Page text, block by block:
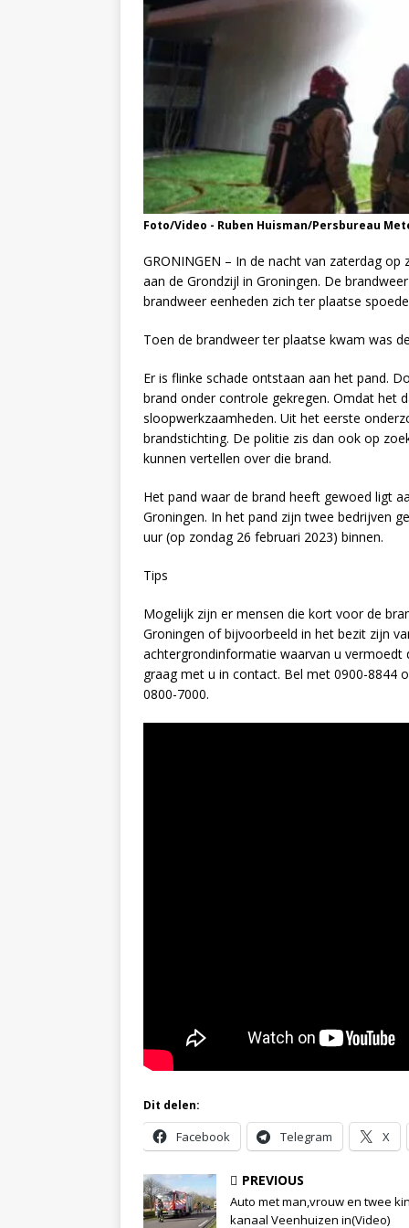
Foto/Video - Ruben Huisman/Persbureau
GRONINGEN – In de nacht van zaterdag
aan de Grondzijl in Groningen. De
brandweer eenheden zich ter plaatse
Toen de brandweer ter plaatse kwam was
Er is flinke schade ontstaan aan het pand.
brand onder controle gekregen. Omdat het
sloopwerkzaamheden. Uit het eerste
brandstichting. De politie zis dan ook op
kunnen vertellen over die brand.
Het pand waar de brand heeft gewoed ligt
Groningen. In het pand zijn twee bedrijven
uur (op zondag 26 februari 2023) binnen.
Tips
Mogelijk zijn er mensen die kort voor de
Groningen of bijvoorbeeld in het bezit zijn
achtergrondinformatie waarvan u
graag met u in contact. Bel met 0900-8844
0800-7000.
Dit delen:
Facebook Telegram X
PREVIOUS
Auto met man,vrouw en twee
kanaal Veenhuizen in(Video)